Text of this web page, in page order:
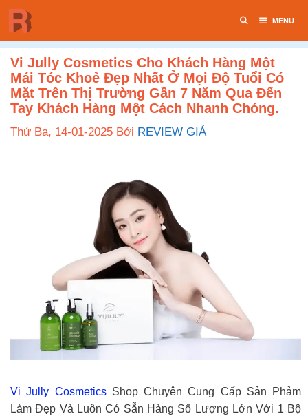
Chuyển
đến
nội
dung
MENU
Vi Jully Cosmetics Cho Khách Hàng Một
Mái Tóc Khoẻ Đẹp Nhất Ở Mọi Độ Tuổi Có
Mặt Trên Thị Trường Gần 7 Năm Qua Đến
Tay Khách Hàng Một Cách Nhanh Chóng.
Thứ Ba, 14-01-2025 Bởi REVIEW GIÁ
Vi Jully CosmeticsShop Chuyên Cung Cấp Sản Phảm
Làm Đẹp Và Luôn Có Sẵn Hàng Số Lượng Lớn Với 1 Bộ